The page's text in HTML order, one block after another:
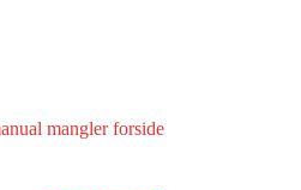
mangler forside